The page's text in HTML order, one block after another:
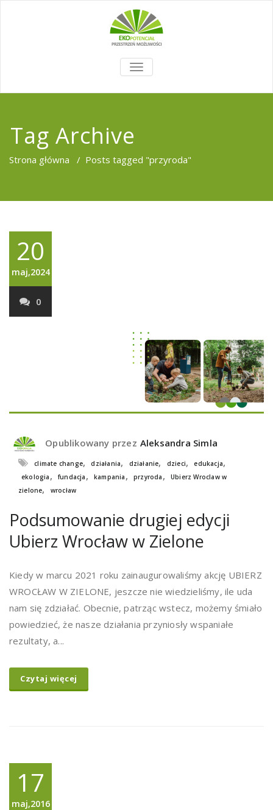
TOGGLE
NAVIGATION
Tag Archive
Strona główna / Posts tagged "przyroda"
20
maj,2024
0
Opublikowany przez Aleksandra Simla
climate change, działania, działanie, dzieci, edukacja,
ekologia , fundacja , kampania , przyroda ,
Ubierz Wroclaw w
zielone, wrocław
Podsumowanie drugiej edycji
Ubierz Wrocław w Zielone
Kiedy w marcu 2021 roku zainaugurowaliśmy akcję UBIERZ
WROCŁAW W ZIELONE, jeszcze nie wiedzieliśmy, ile uda
nam się zdziałać. Obecnie, patrząc wstecz, możemy śmiało
powiedzieć, że nasze działania przyniosły wspaniałe
rezultaty, a...
Czytaj więcej
17
maj,2016